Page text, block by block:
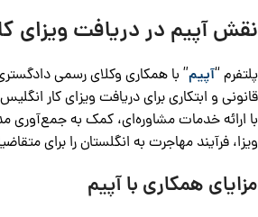
نقش آپیم در دریافت ویزای
پلتفرم “آپیم” با همکاری وکلای رسمی
قانونی و ابتکاری برای دریافت ویزای کار
با ارائه خدمات مشاوره‌ای، کمک به جمع‌آوری
ویزا، فرآیند مهاجرت به انگلستان را برای
مزایای همکاری با آپیم